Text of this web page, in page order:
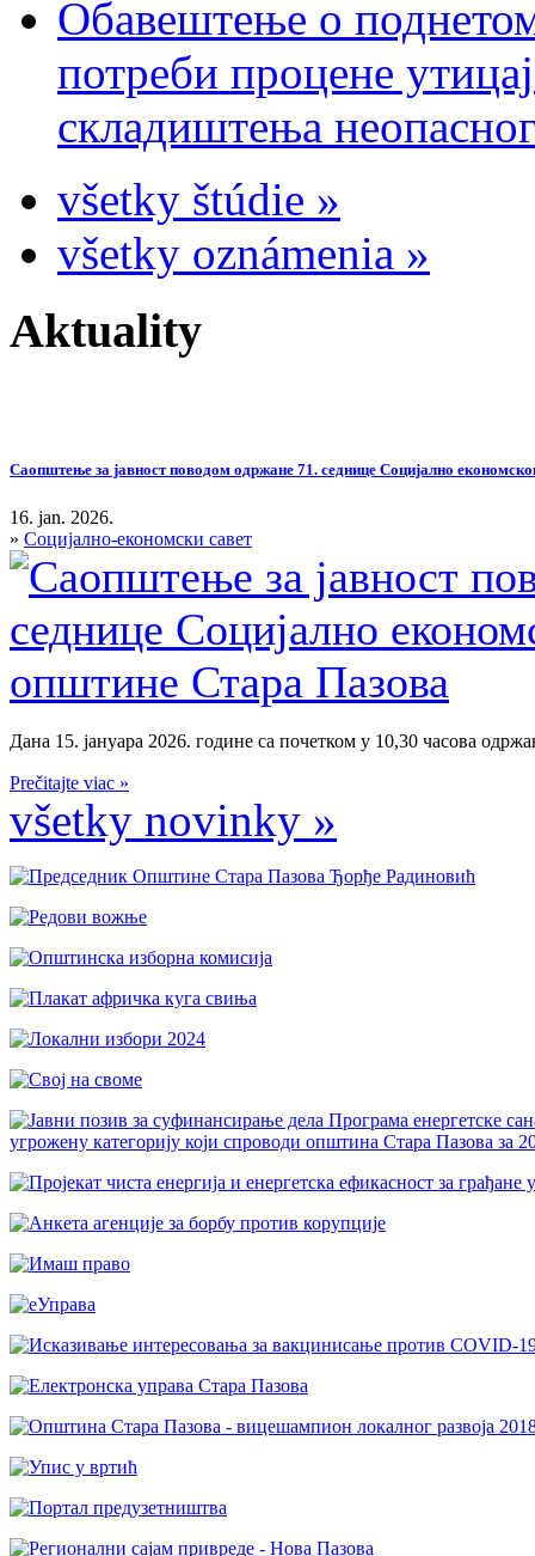
Обавештење о
потреби процене
складиштења
všetky štúdie »
všetky oznámenia »
Aktuality
Саопштење за јавност поводом одржане 71. седнице Социјално
16. jan. 2026.
» Социјално-економски савет
Дана 15. јануара 2026. године са почетком у 10,30 часова
Prečitajte viac »
všetky novinky »